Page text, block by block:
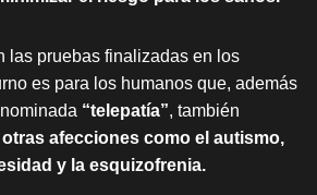
las pruebas finalizadas en los
es para los humanos que, además
“telepatía”, también
afecciones como el autismo,
y la esquizofrenia.